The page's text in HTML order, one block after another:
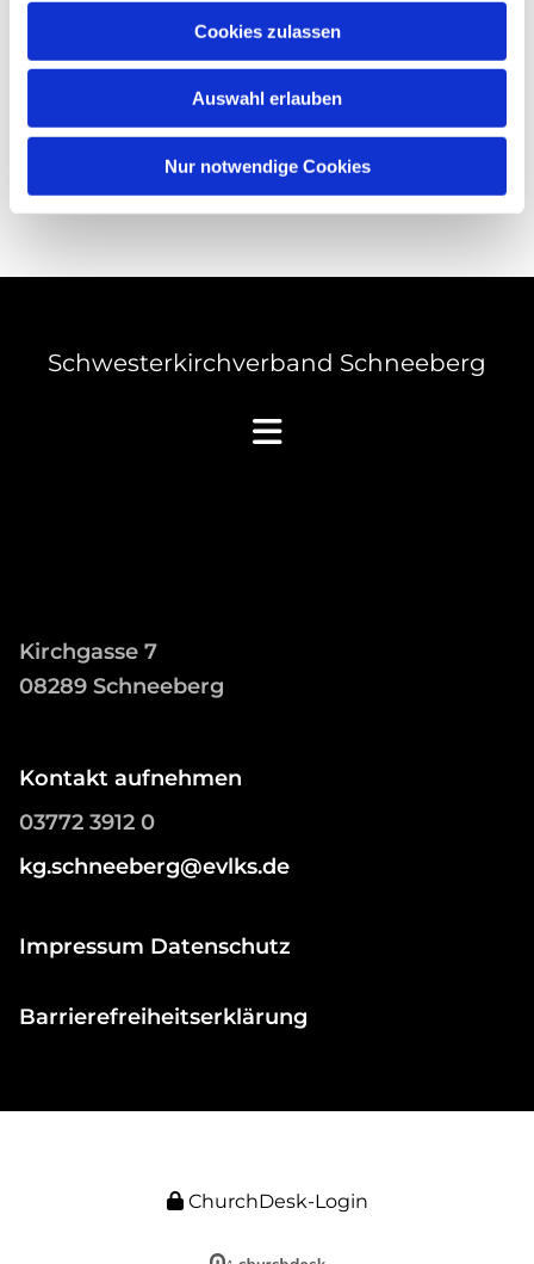
Cookies zulassen
Auswahl erlauben
Nur notwendige Cookies
Schwesterkirchverband Schneeberg
Kirchgasse 7
08289 Schneeberg
Kontakt aufnehmen
03772 3912 0
kg.schneeberg@evlks.de
Impressum Datenschutz
Barrierefreiheitserklärung
ChurchDesk-Login